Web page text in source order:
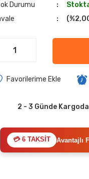
Durumu
2 - 3 Günde Kargoda
💳 6 TAKSİT Avantajlı